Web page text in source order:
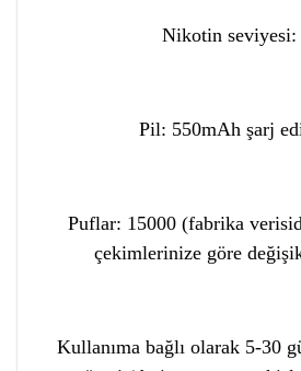
Nikotin seviyesi:
Pil: 550mAh şarj
Puflar: 15000 (fabrika
çekimlerinize göre
Kullanıma bağlı olarak 5-30